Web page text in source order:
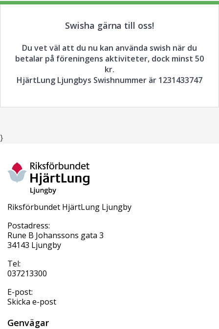
Swisha gärna till oss!
Du vet väl att du nu kan använda swish när du
betalar på föreningens aktiviteter, dock minst 50
kr.
HjärtLung Ljungbys Swishnummer är 1231433747
}
Riksförbundet HjärtLung Ljungby
Postadress:
Rune B Johanssons gata 3
34143 Ljungby
Tel:
037213300
E-post:
Skicka e-post
Genvägar